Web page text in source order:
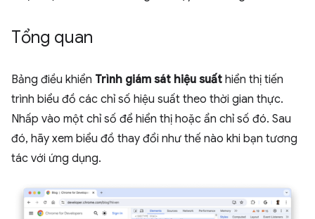
Tổng quan
Bảng điều khiển Trình giám sát hiệu suất hiển thị tiến
trình biểu đồ các chỉ số hiệu suất theo thời gian thực.
Nhấp vào một chỉ số để hiển thị hoặc ẩn chỉ số đó. Sau
đó, hãy xem biểu đồ thay đổi như thế nào khi bạn tương
tác với ứng dụng.